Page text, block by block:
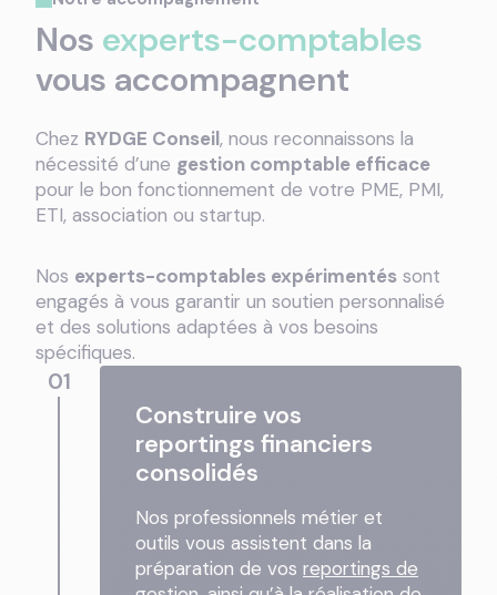
Nos experts-comptables
vous accompagnent
Chez RYDGE Conseil, nous reconnaissons la
nécessité d’une gestion comptable efficace
pour le bon fonctionnement de votre PME, PMI,
ETI, association ou startup.
Nos experts-comptables expérimentés sont
engagés à vous garantir un soutien personnalisé
et des solutions adaptées à vos besoins
spécifiques.
01
Construire vos
reportings financiers
consolidés
Nos professionnels métier et
outils vous assistent dans la
préparation de vos reportings de